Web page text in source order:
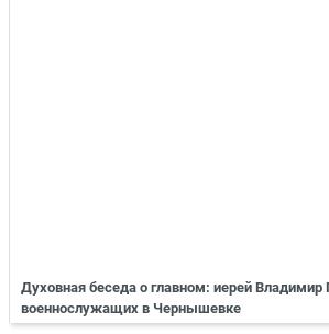
Духовная беседа о главном: иерей
военнослужащих в Чернышевке